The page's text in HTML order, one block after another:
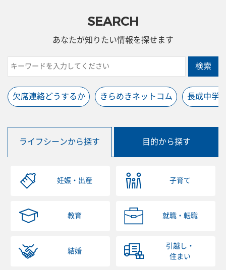
SEARCH
あなたが知りたい情報を探せます
検索
欠席連絡どうするか きらめきネットコム 長成中学
ライフシーンから探す 目的から探す
妊娠・出産 子育て
教育 就職・転職
結婚
引越し・
住まい